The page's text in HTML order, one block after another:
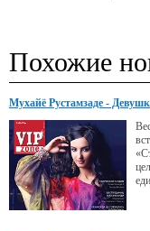
Похожие
Мухайё Рустамзаде -